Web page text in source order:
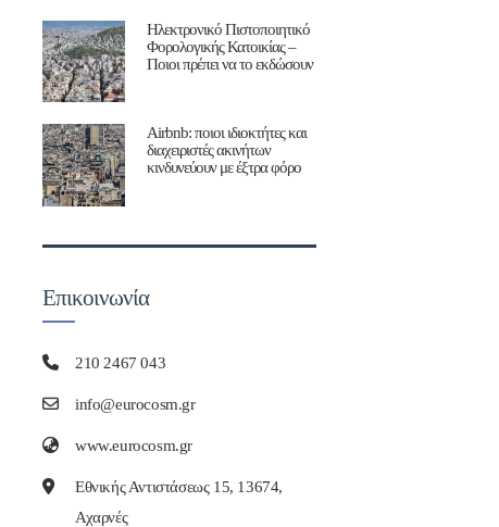
Ηλεκτρονικό Πιστοποιητικό
Φορολογικής Κατοικίας –
Ποιοι πρέπει να το εκδώσουν
Airbnb: ποιοι ιδιοκτήτες και
διαχειριστές ακινήτων
κινδυνεύουν με έξτρα φόρο
Επικοινωνία
210 2467 043
info@eurocosm.gr
www.eurocosm.gr
Εθνικής Αντιστάσεως 15, 13674,
Αχαρνές